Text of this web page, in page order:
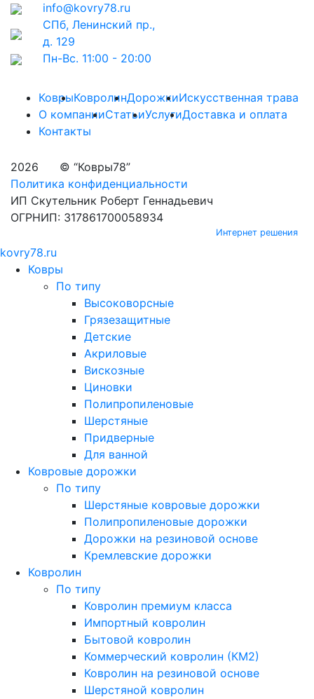
info@kovry78.ru
СПб, Ленинский пр.,
д. 129
Пн-Вс. 11:00 - 20:00
КоврыКовролинДорожкиИскусственная трава
О компанииСтатьиУслугиДоставка и оплата
Контакты
2026
© “Ковры78”
Политика конфиденциальности
ИП Скутельник Роберт Геннадьевич
ОГРНИП: 317861700058934
Интернет решения
kovry78.ru
Ковры
По типу
Высоковорсные
Грязезащитные
Детские
Акриловые
Вискозные
Циновки
Полипропиленовые
Шерстяные
Придверные
Для ванной
Ковровые дорожки
По типу
Шерстяные ковровые дорожки
Полипропиленовые дорожки
Дорожки на резиновой основе
Кремлевские дорожки
Ковролин
По типу
Ковролин премиум класса
Импортный ковролин
Бытовой ковролин
Коммерческий ковролин (КМ2)
Ковролин на резиновой основе
Шерстяной ковролин